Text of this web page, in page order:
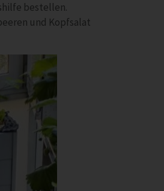
bestellen.
und Kopfsalat